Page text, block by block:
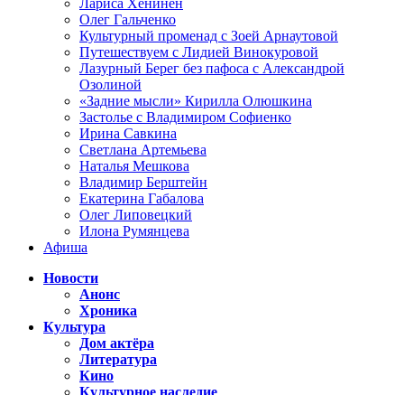
Лариса Хенинен
Олег Гальченко
Культурный променад с Зоей Арнаутовой
Путешествуем с Лидией Винокуровой
Лазурный Берег без пафоса с Александрой
Озолиной
«Задние мысли» Кирилла Олюшкина
Застолье с Владимиром Софиенко
Ирина Савкина
Светлана Артемьева
Наталья Мешкова
Владимир Берштейн
Екатерина Габалова
Олег Липовецкий
Илона Румянцева
Афиша
Новости
Анонс
Хроника
Культура
Дом актёра
Литература
Кино